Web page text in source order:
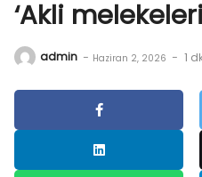
‘Akli
admin - Haziran 2, 2026 - 1